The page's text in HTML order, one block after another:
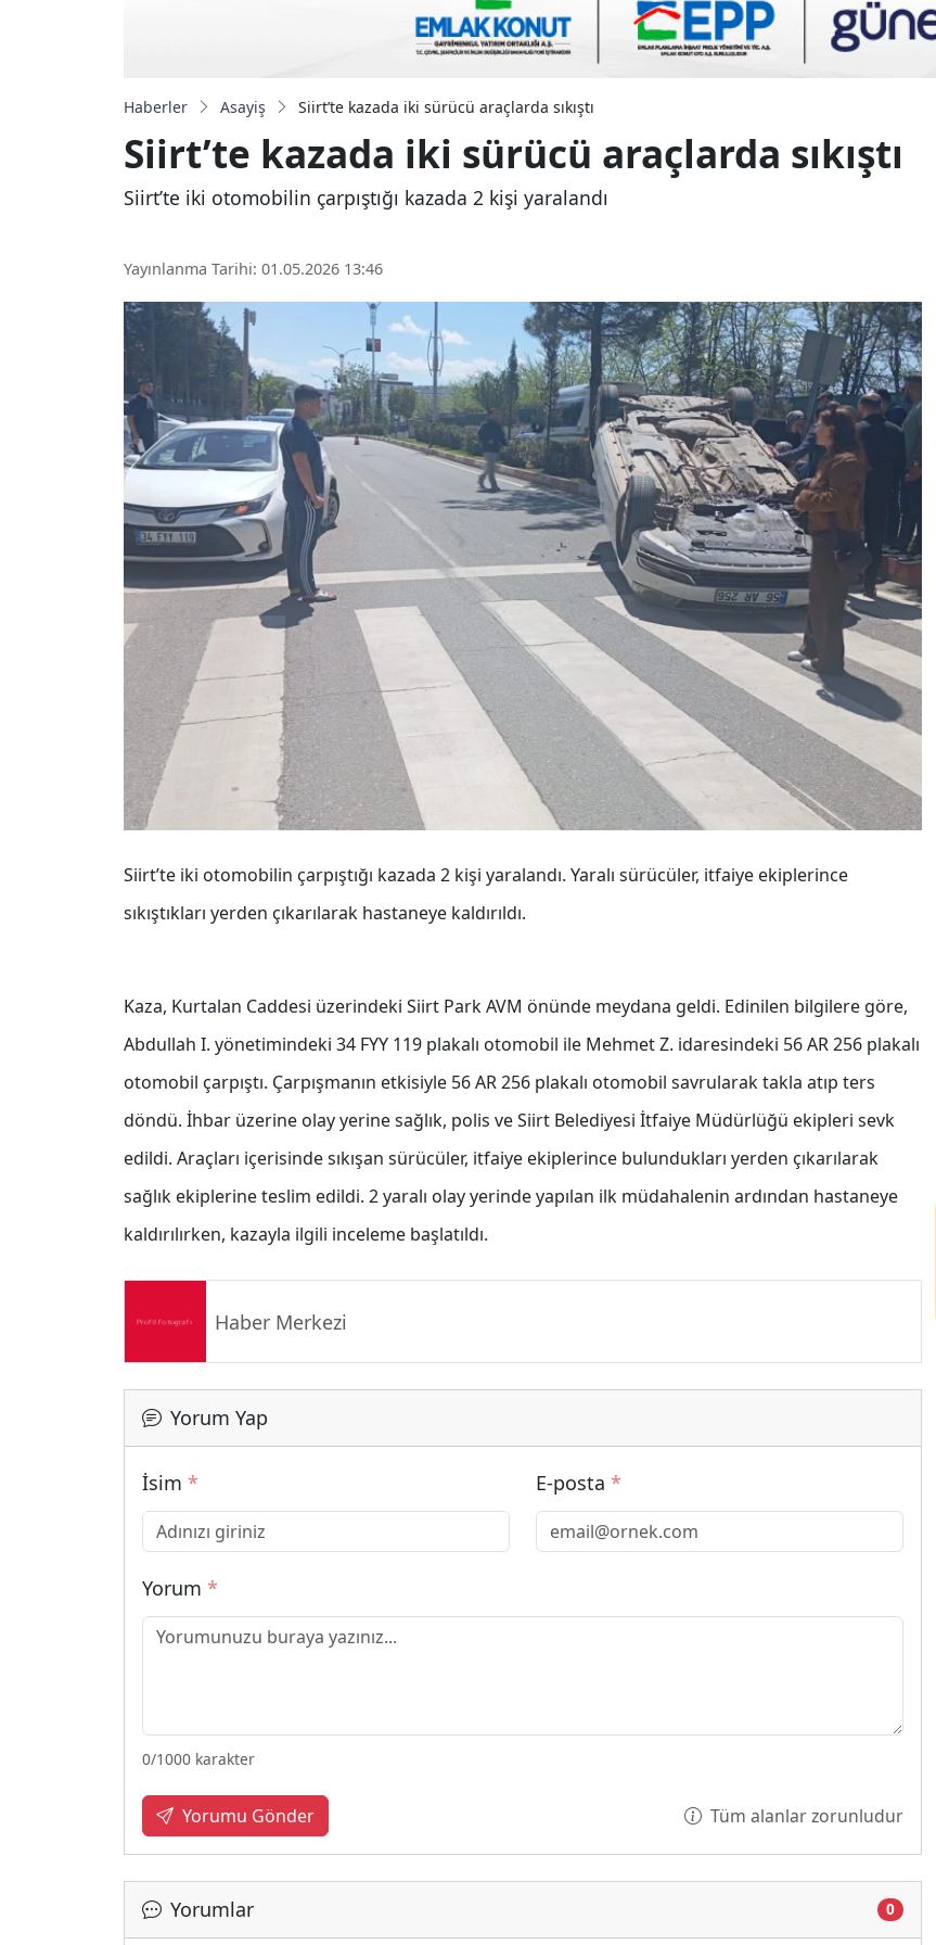
Haberler Asayiş Siirt’te kazada iki sürücü araçlarda sıkıştı
Siirt’te kazada iki sürücü araçlarda sıkıştı
Siirt’te iki otomobilin çarpıştığı kazada 2 kişi yaralandı
Yayınlanma Tarihi: 01.05.2026 13:46
Siirt’te iki otomobilin çarpıştığı kazada 2 kişi yaralandı. Yaralı sürücüler, itfaiye ekiplerince
sıkıştıkları yerden çıkarılarak hastaneye kaldırıldı.
Kaza, Kurtalan Caddesi üzerindeki Siirt Park AVM önünde meydana geldi. Edinilen bilgilere göre,
Abdullah I. yönetimindeki 34 FYY 119 plakalı otomobil ile Mehmet Z. idaresindeki 56 AR 256 plakalı
otomobil çarpıştı. Çarpışmanın etkisiyle 56 AR 256 plakalı otomobil savrularak takla atıp ters
döndü. İhbar üzerine olay yerine sağlık, polis ve Siirt Belediyesi İtfaiye Müdürlüğü ekipleri sevk
edildi. Araçları içerisinde sıkışan sürücüler, itfaiye ekiplerince bulundukları yerden çıkarılarak
sağlık ekiplerine teslim edildi. 2 yaralı olay yerinde yapılan ilk müdahalenin ardından hastaneye
kaldırılırken, kazayla ilgili inceleme başlatıldı.
Haber Merkezi
Yorum Yap
İsim * E-posta *
Yorum *
0/1000 karakter
Yorumu Gönder Tüm alanlar zorunludur
Yorumlar 0